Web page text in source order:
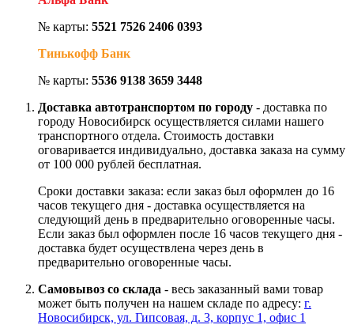
№ карты: 5521 7526 2406 0393
Тинькофф Банк
№ карты: 5536 9138 3659 3448
Доставка автотранспортом по городу - доставка по
городу Новосибирск осуществляется силами нашего
транспортного отдела. Стоимость доставки
оговаривается индивидуально, доставка заказа на сумму
от 100 000 рублей бесплатная.
Сроки доставки заказа: если заказ был оформлен до 16
часов текущего дня - доставка осуществляется на
следующий день в предварительно оговоренные часы.
Если заказ был оформлен после 16 часов текущего дня -
доставка будет осуществлена через день в
предварительно оговоренные часы.
Самовывоз со склада - весь заказанный вами товар
может быть получен на нашем складе по адресу: г.
Новосибирск, ул. Гипсовая, д. 3, корпус 1, офис 1